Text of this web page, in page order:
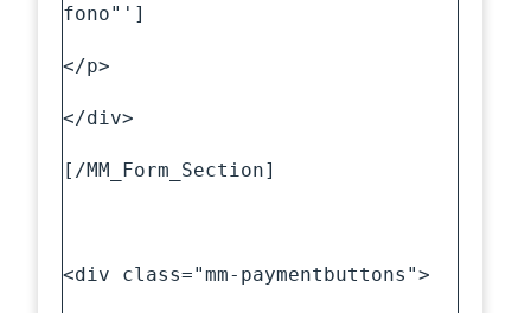
fono"']
</p>
</div>
[/MM_Form_Section]
<div class="mm-paymentbuttons">